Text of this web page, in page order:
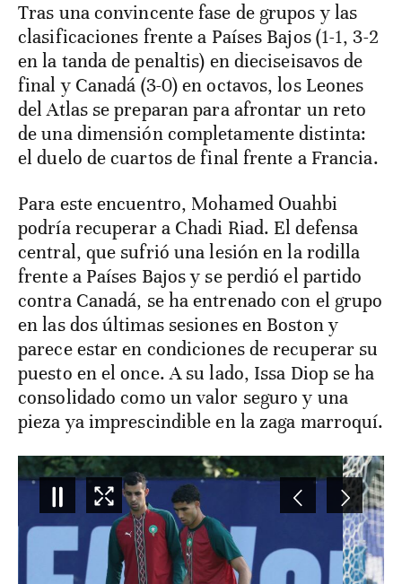
Tras una convincente fase de grupos y las
clasificaciones frente a Países Bajos (1-1, 3-2
en la tanda de penaltis) en dieciseisavos de
final y Canadá (3-0) en octavos, los Leones
del Atlas se preparan para afrontar un reto
de una dimensión completamente distinta:
el duelo de cuartos de final frente a Francia.
Para este encuentro, Mohamed Ouahbi
podría recuperar a Chadi Riad. El defensa
central, que sufrió una lesión en la rodilla
frente a Países Bajos y se perdió el partido
contra Canadá, se ha entrenado con el grupo
en las dos últimas sesiones en Boston y
parece estar en condiciones de recuperar su
puesto en el once. A su lado, Issa Diop se ha
consolidado como un valor seguro y una
pieza ya imprescindible en la zaga marroquí.